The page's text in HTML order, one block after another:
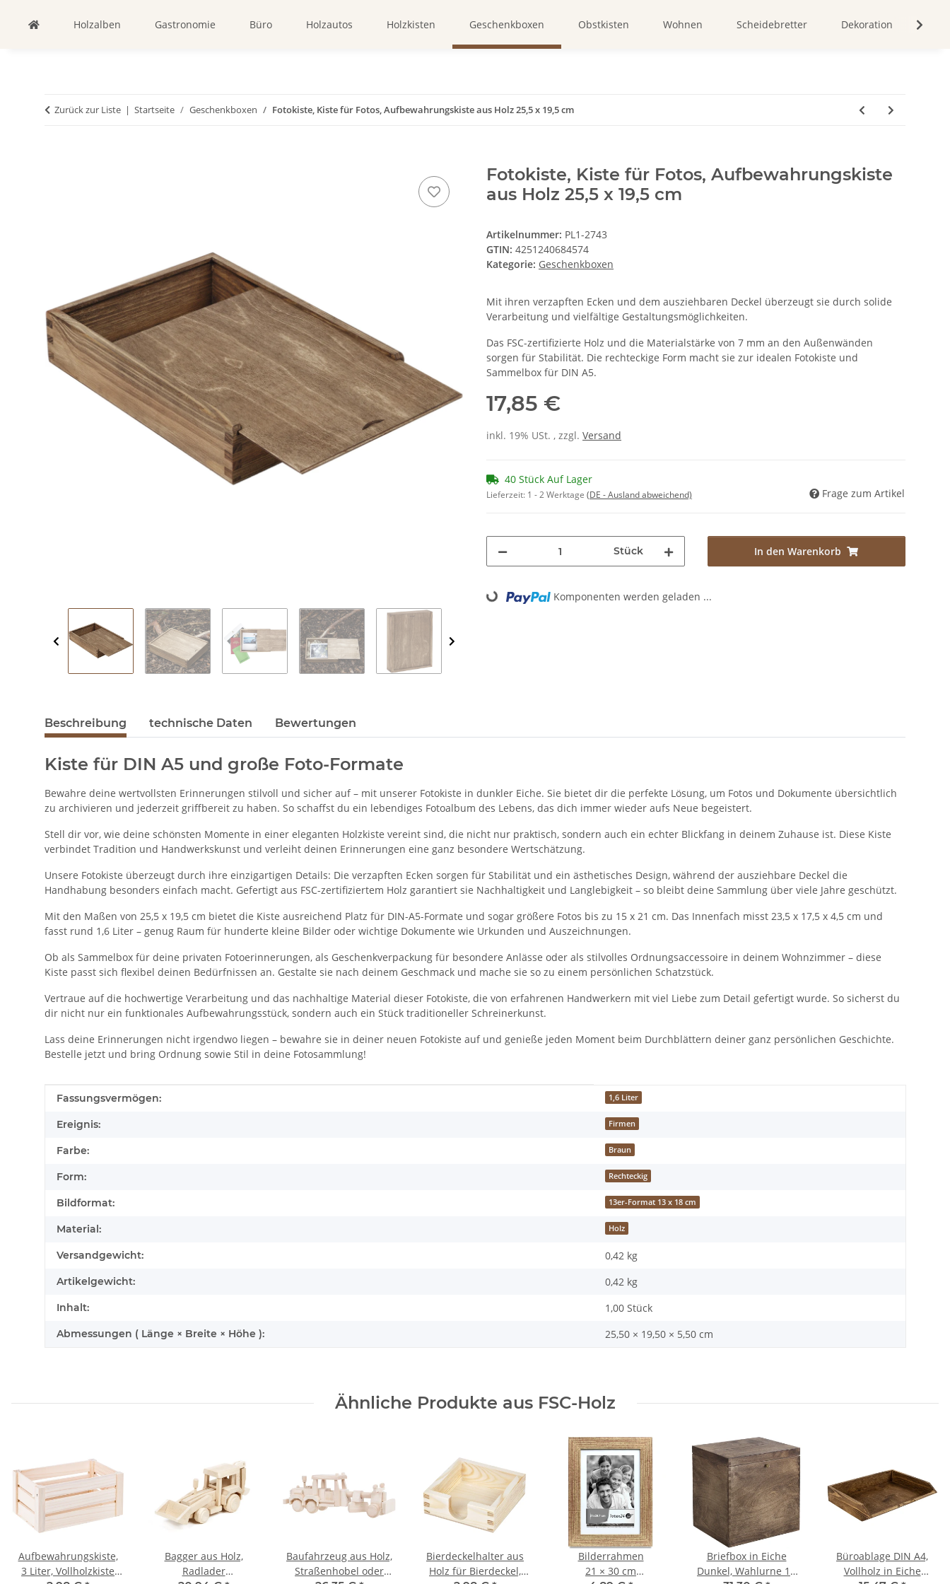
Holzalben Gastronomie Büro Holzautos Holzkisten Geschenkboxen Obstkisten Wohnen Scheidebretter Dekoration
Zurück zur Liste Startseite Geschenkboxen Fotokiste, Kiste für Fotos, Aufbewahrungskiste aus Holz 25,5 x 19,5 cm
Fotokiste, Kiste für Fotos, Aufbewahrungskiste
aus Holz 25,5 x 19,5 cm
Artikelnummer: PL1-2743
GTIN: 4251240684574
Kategorie: Geschenkboxen
Mit ihren verzapften Ecken und dem ausziehbaren Deckel überzeugt sie durch solide
Verarbeitung und vielfältige Gestaltungsmöglichkeiten.
Das FSC-zertifizierte Holz und die Materialstärke von 7 mm an den Außenwänden
sorgen für Stabilität. Die rechteckige Form macht sie zur idealen Fotokiste und
Sammelbox für DIN A5.
17,85 €
inkl. 19% USt. , zzgl. Versand
40 Stück Auf Lager
Lieferzeit: 1 - 2 Werktage (DE - Ausland abweichend) Frage zum Artikel
Stück In den Warenkorb
Loading... Komponenten werden geladen ...
Beschreibung technische Daten Bewertungen
Kiste für DIN A5 und große Foto-Formate
Bewahre deine wertvollsten Erinnerungen stilvoll und sicher auf – mit unserer Fotokiste in dunkler Eiche. Sie bietet dir die perfekte Lösung, um Fotos und Dokumente übersichtlich
zu archivieren und jederzeit griffbereit zu haben. So schaffst du ein lebendiges Fotoalbum des Lebens, das dich immer wieder aufs Neue begeistert.
Stell dir vor, wie deine schönsten Momente in einer eleganten Holzkiste vereint sind, die nicht nur praktisch, sondern auch ein echter Blickfang in deinem Zuhause ist. Diese Kiste
verbindet Tradition und Handwerkskunst und verleiht deinen Erinnerungen eine ganz besondere Wertschätzung.
Unsere Fotokiste überzeugt durch ihre einzigartigen Details: Die verzapften Ecken sorgen für Stabilität und ein ästhetisches Design, während der ausziehbare Deckel die
Handhabung besonders einfach macht. Gefertigt aus FSC-zertifiziertem Holz garantiert sie Nachhaltigkeit und Langlebigkeit – so bleibt deine Sammlung über viele Jahre geschützt.
Mit den Maßen von 25,5 x 19,5 cm bietet die Kiste ausreichend Platz für DIN-A5-Formate und sogar größere Fotos bis zu 15 x 21 cm. Das Innenfach misst 23,5 x 17,5 x 4,5 cm und
fasst rund 1,6 Liter – genug Raum für hunderte kleine Bilder oder wichtige Dokumente wie Urkunden und Auszeichnungen.
Ob als Sammelbox für deine privaten Fotoerinnerungen, als Geschenkverpackung für besondere Anlässe oder als stilvolles Ordnungsaccessoire in deinem Wohnzimmer – diese
Kiste passt sich flexibel deinen Bedürfnissen an. Gestalte sie nach deinem Geschmack und mache sie so zu einem persönlichen Schatzstück.
Vertraue auf die hochwertige Verarbeitung und das nachhaltige Material dieser Fotokiste, die von erfahrenen Handwerkern mit viel Liebe zum Detail gefertigt wurde. So sicherst du
dir nicht nur ein funktionales Aufbewahrungsstück, sondern auch ein Stück traditioneller Schreinerkunst.
Lass deine Erinnerungen nicht irgendwo liegen – bewahre sie in deiner neuen Fotokiste auf und genieße jeden Moment beim Durchblättern deiner ganz persönlichen Geschichte.
Bestelle jetzt und bring Ordnung sowie Stil in deine Fotosammlung!
Produkteigenschaft
Wert
Fassungsvermögen: 1,6 Liter
Ereignis: Firmen
Farbe: Braun
Form: Rechteckig
Bildformat: 13er-Format 13 x 18 cm
Material: Holz
Versandgewicht: 0,42 kg
Artikelgewicht: 0,42 kg
Inhalt: 1,00 Stück
Abmessungen ( Länge × Breite × Höhe ): 25,50 × 19,50 × 5,50 cm
Ähnliche Produkte aus FSC-Holz
Aufbewahrungskiste,
3 Liter, Vollholzkiste
Bagger aus Holz,
Radlader
Baufahrzeug aus Holz,
Straßenhobel oder
Bierdeckelhalter aus
Holz für Bierdeckel,
Bilderrahmen
21 × 30 cm
Briefbox in Eiche
Dunkel, Wahlurne 17
Büroablage DIN A4,
Vollholz in Eiche